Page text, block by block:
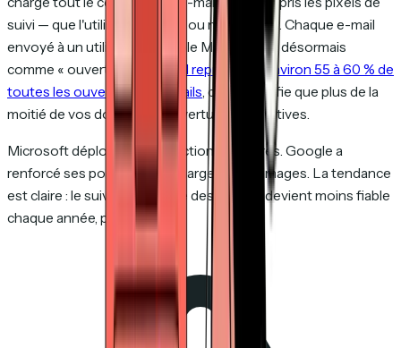
suivi — que l'utilisateur ouvre ou non l'e-mail. Chaque e-mail
envoyé à un utilisateur d'Apple Mail apparaît désormais
comme « ouvert ».
Apple Mail représente environ 55 à 60 % de
toutes les ouvertures d'e-mails, ce qui signifie que plus de la
moitié de vos données d'ouverture sont fictives.
Microsoft déploie des protections similaires. Google a
renforcé ses politiques de chargement d'images. La tendance
est claire : le suivi d'ouverture des e-mails devient moins fiable
chaque année, pas plus.